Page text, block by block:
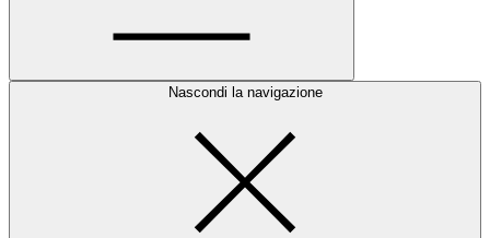
Nascondi la navigazione